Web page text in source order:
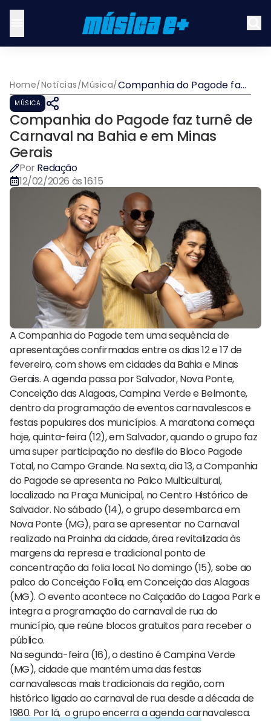
Home/Notícias/Música/Companhia do Pagode faz
turnê de Carnaval na Bahia
MÚSICA
Companhia do Pagode faz turnê de
Carnaval na Bahia e em Minas
Gerais
Por Redação
12/02/2026 às 16:15
A Companhia do Pagode tem uma sequência de
apresentações confirmadas entre os dias 12 e 17 de
fevereiro, com shows em cidades da Bahia e Minas
Gerais. A agenda passa por Salvador, Nova Ponte,
Conceição das Alagoas, Campina Verde e Belmonte,
dentro da programação de eventos carnavalescos e
festas populares dos municípios. A maratona começa
hoje, quinta-feira (12), em Salvador, quando o grupo faz
uma super participação no desfile do Bloco Pagode
Total, no Campo Grande. Na sexta, dia 13, a Companhia
do Pagode se apresenta no Palco Multicultural,
localizado na Praça Municipal, no Centro Histórico de
Salvador. No sábado (14), o grupo desembarca em
Nova Ponte (MG), para se apresentar no Carnaval
realizado na Prainha da cidade, área revitalizada às
margens da represa e tradicional ponto de
concentração da folia local. No domingo (15), sobe ao
palco do Conceição Folia, em Conceição das Alagoas
(MG). O evento acontece no Calçadão do Lagoa Park e
integra a programação do carnaval de rua do
município, que reúne blocos gratuitos para receber o
público.
Na segunda-feira (16), o destino é Campina Verde
(MG), cidade que mantém uma das festas
carnavalescas mais tradicionais da região, com
histórico ligado ao carnaval de rua desde a década de
1980. Por lá, o grupo encerra a agenda carnavalesca.